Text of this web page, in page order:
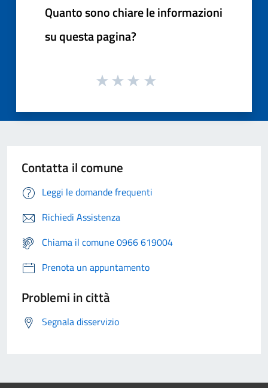
Quanto sono chiare le informazioni
su questa pagina?
Contatta il comune
Leggi le domande frequenti
Richiedi Assistenza
Chiama il comune 0966 619004
Prenota un appuntamento
Problemi in città
Segnala disservizio